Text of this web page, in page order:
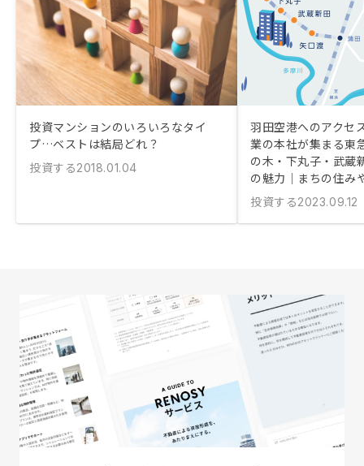
投資マンションのいろいろなタイ
プ…ベストは結局どれ？
投資する2018.01.04
羽田空港へのアクセ
業の本社が集まる東
の木・下丸子・武蔵
の魅力｜まちの住み
投資する2023.09.12